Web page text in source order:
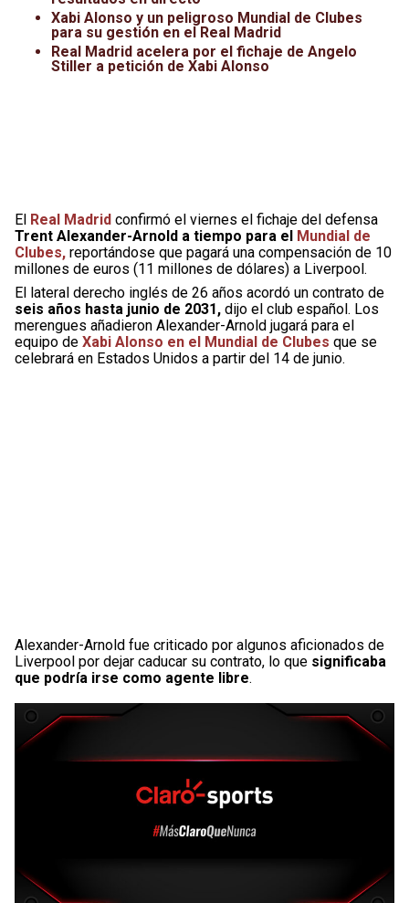
Xabi Alonso y un peligroso Mundial de Clubes
para su gestión en el Real Madrid
Real Madrid acelera por el fichaje de Angelo
Stiller a petición de Xabi Alonso
El Real Madrid confirmó el viernes el fichaje del defensa
Trent Alexander-Arnold a tiempo para el Mundial de
Clubes, reportándose que pagará una compensación de 10
millones de euros (11 millones de dólares) a Liverpool.
El lateral derecho inglés de 26 años acordó un contrato de
seis años hasta junio de 2031, dijo el club español. Los
merengues añadieron Alexander-Arnold jugará para el
equipo de Xabi Alonso en el Mundial de Clubes que se
celebrará en Estados Unidos a partir del 14 de junio.
Alexander-Arnold fue criticado por algunos aficionados de
Liverpool por dejar caducar su contrato, lo que significaba
que podría irse como agente libre.